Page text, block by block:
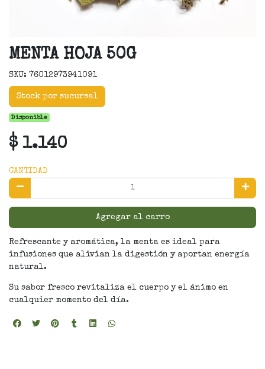
MENTA HOJA 50G
SKU: 76012973941091
Stock por sucursal
Disponible
$ 1.140
CANTIDAD
Agregar al carro
Refrescante y aromática, la menta es ideal para
infusiones que alivian la digestión y aportan energía
natural.
Su sabor fresco revitaliza el cuerpo y el ánimo en
cualquier momento del día.